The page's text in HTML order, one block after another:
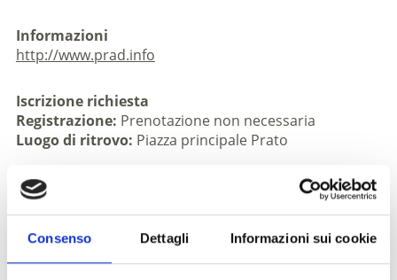
Consenso Dettagli Informazioni sui cookie
Informazioni
http://www.prad.info
Iscrizione richiesta
Registrazione: Prenotazione non necessaria
Luogo di ritrovo: Piazza principale Prato
Luogo dell'evento
Piazza principale - Prato allo Stelvio